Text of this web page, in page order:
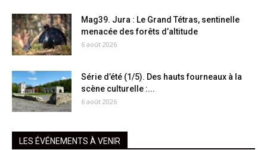
Mag39. Jura : Le Grand Tétras, sentinelle
menacée des forêts d’altitude
6 août 2026
Série d’été (1/5). Des hauts fourneaux à la
scène culturelle :...
6 août 2026
LES ÉVÉNEMENTS À VENIR